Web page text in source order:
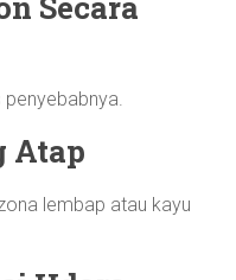
penyebabnya.
Atap
lembap atau kayu